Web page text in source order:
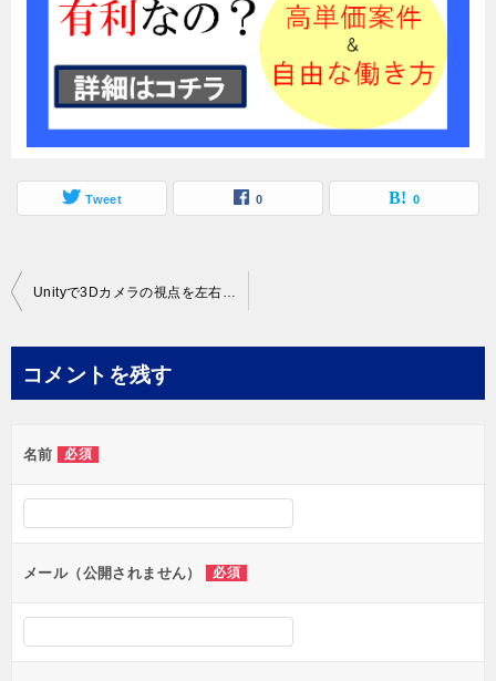
Tweet 0 0
投
ビ
ー
シ
ョ
ン
コメントを残す
名前 必須
メール（公開されません） 必須